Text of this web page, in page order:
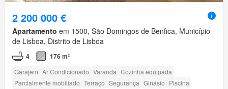
2 200 000 €
Apartamento em 1500, São Domingos de Benfica, Município
de Lisboa, Distrito de Lisboa
4 176 m²
Garajem Ar Condicionado Varanda Cozinha equipada
Parcialmente mobiliado Terraço Segurança Ginásio Piscina